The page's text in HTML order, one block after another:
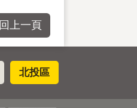
回上一頁
北投區